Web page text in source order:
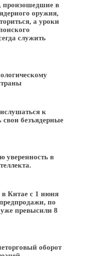
произошедшие в
оружия,
а уроки
служить
к
безъядерные
уверенность в
Китае с 1 июня
по
превысили 8
оборот